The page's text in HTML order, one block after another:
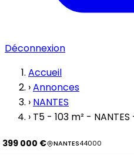
Déconnexion
Accueil
›Annonces
› NANTES
› T5 - 103 m² -
399 000 € NANTES44000